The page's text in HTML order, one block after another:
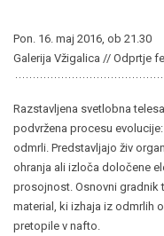
Pon. 16. maj 2016, ob 21.30
Galerija Vžigalica // Odprtje
Razstavljena svetlobna
podvržena procesu
odmrli. Predstavljajo živ
ohranja ali izloča določene
prosojnost. Osnovni gradnik
material, ki izhaja iz odmrlih
pretopile v nafto.